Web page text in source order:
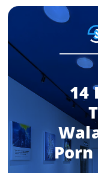
14
Porn